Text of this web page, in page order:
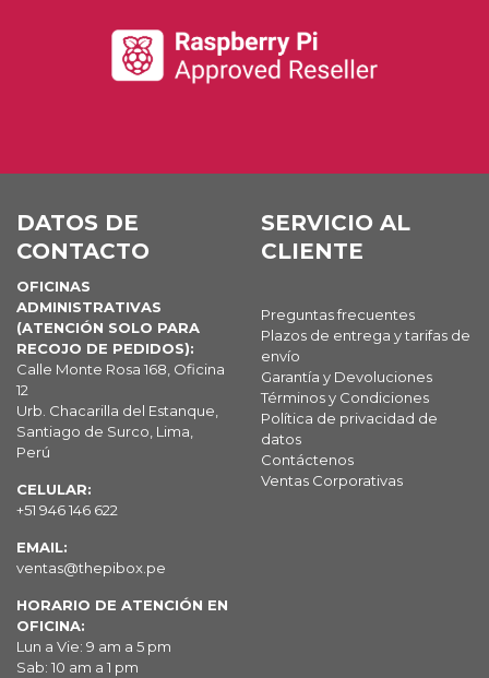
DATOS DE
CONTACTO
OFICINAS
ADMINISTRATIVAS
(ATENCIÓN SOLO PARA
RECOJO DE PEDIDOS):
Calle Monte Rosa 168, Oficina
12
Urb. Chacarilla del Estanque,
Santiago de Surco, Lima,
Perú
CELULAR:
+51 946 146 622
EMAIL:
ventas@thepibox.pe
HORARIO DE ATENCIÓN EN
OFICINA:
Lun a Vie: 9 am a 5 pm
Sab: 10 am a 1 pm
SERVICIO AL
CLIENTE
Preguntas frecuentes
Plazos de entrega y tarifas de
envío
Garantía y Devoluciones
Términos y Condiciones
Política de privacidad de
datos
Contáctenos
Ventas Corporativas